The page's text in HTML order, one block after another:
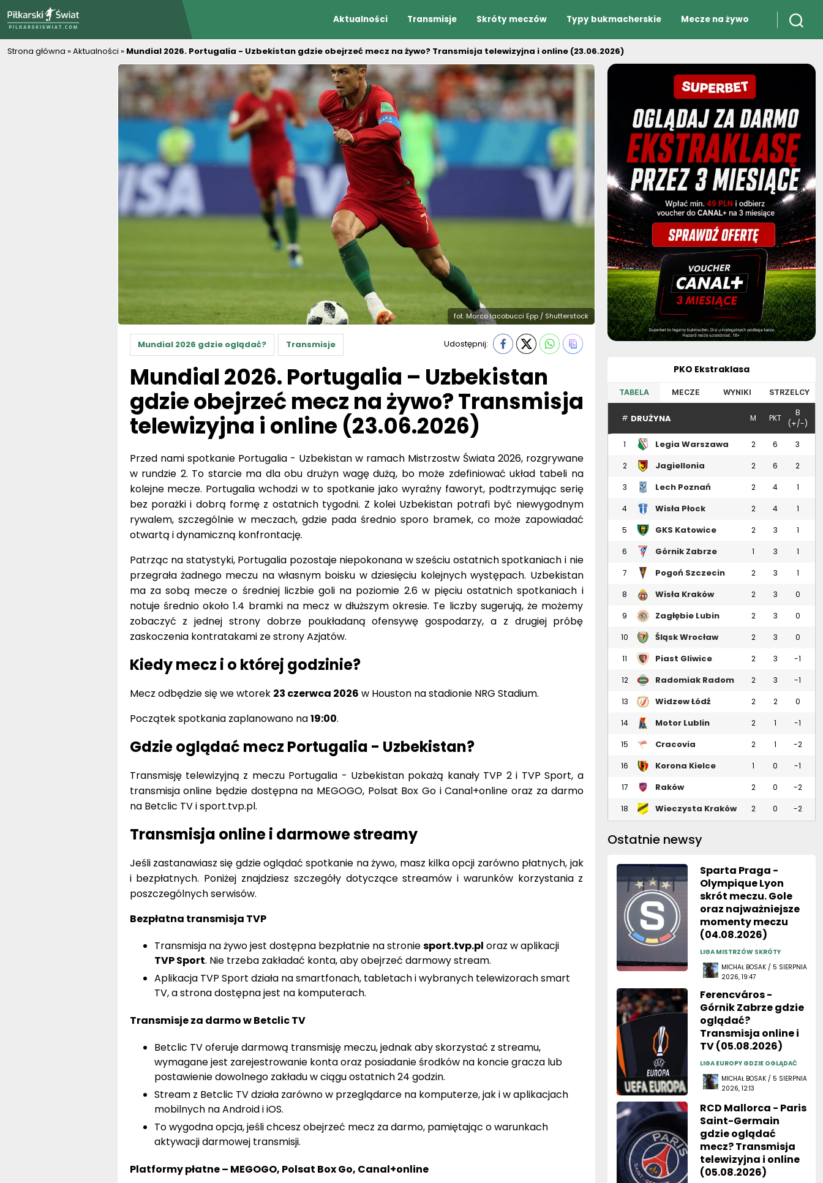
Aktualności Transmisje Skróty meczów Typy bukmacherskie Mecze na żywo
Strona główna »Aktualności » Mundial 2026. Portugalia - Uzbekistan gdzie obejrzeć mecz na żywo? Transmisja telewizyjna i online (23.06.2026)
fot. Marco Iacobucci Epp / Shutterstock
Mundial 2026 gdzie oglądać? Transmisje Udostępnij:
Mundial 2026. Portugalia – Uzbekistan
gdzie obejrzeć mecz na żywo? Transmisja
telewizyjna i online (23.06.2026)
Przed nami spotkanie Portugalia - Uzbekistan w ramach Mistrzostw Świata 2026, rozgrywane
w rundzie 2. To starcie ma dla obu drużyn wagę dużą, bo może zdefiniować układ tabeli na
kolejne mecze. Portugalia wchodzi w to spotkanie jako wyraźny faworyt, podtrzymując serię
bez porażki i dobrą formę z ostatnich tygodni. Z kolei Uzbekistan potrafi być niewygodnym
rywalem, szczególnie w meczach, gdzie pada średnio sporo bramek, co może zapowiadać
otwartą i dynamiczną konfrontację.
Patrząc na statystyki, Portugalia pozostaje niepokonana w sześciu ostatnich spotkaniach i nie
przegrała żadnego meczu na własnym boisku w dziesięciu kolejnych występach. Uzbekistan
ma za sobą mecze o średniej liczbie goli na poziomie 2.6 w pięciu ostatnich spotkaniach i
notuje średnio około 1.4 bramki na mecz w dłuższym okresie. Te liczby sugerują, że możemy
zobaczyć z jednej strony dobrze poukładaną ofensywę gospodarzy, a z drugiej próbę
zaskoczenia kontratakami ze strony Azjatów.
Kiedy mecz i o której godzinie?
Mecz odbędzie się we wtorek 23 czerwca 2026 w Houston na stadionie NRG Stadium.
Początek spotkania zaplanowano na19:00.
Gdzie oglądać mecz Portugalia - Uzbekistan?
Transmisję telewizyjną z meczu Portugalia - Uzbekistan pokażą kanały TVP 2 i TVP Sport, a
transmisja online będzie dostępna na MEGOGO, Polsat Box Go i Canal+online oraz za darmo
na Betclic TV i sport.tvp.pl.
Transmisja online i darmowe streamy
Jeśli zastanawiasz się gdzie oglądać spotkanie na żywo, masz kilka opcji zarówno płatnych, jak
i bezpłatnych. Poniżej znajdziesz szczegóły dotyczące streamów i warunków korzystania z
poszczególnych serwisów.
Bezpłatna transmisja TVP
Transmisja na żywo jest dostępna bezpłatnie na stroniesport.tvp.pl oraz w aplikacji
TVP Sport. Nie trzeba zakładać konta, aby obejrzeć darmowy stream.
Aplikacja TVP Sport działa na smartfonach, tabletach i wybranych telewizorach smart
TV, a strona dostępna jest na komputerach.
Transmisje za darmo w Betclic TV
Betclic TV oferuje darmową transmisję meczu, jednak aby skorzystać z streamu,
wymagane jest zarejestrowanie konta oraz posiadanie środków na koncie gracza lub
postawienie dowolnego zakładu w ciągu ostatnich 24 godzin.
Stream z Betclic TV działa zarówno w przeglądarce na komputerze, jak i w aplikacjach
mobilnych na Android i iOS.
To wygodna opcja, jeśli chcesz obejrzeć mecz za darmo, pamiętając o warunkach
aktywacji darmowej transmisji.
Platformy płatne – MEGOGO, Polsat Box Go, Canal+online
PKO Ekstraklasa
TABELA MECZE WYNIKI STRZELCY
# DRUŻYNA M PKT
B
(+/-)
1
Legia Warszawa 2 6 3
2
Jagiellonia
2 6 2
3 Lech Poznań 2 4 1
4 Wisła Płock 2 4 1
5 GKS Katowice 2 3 1
6 Górnik Zabrze 1 3 1
7 Pogoń Szczecin 2 3 1
8 Wisła Kraków 2 3 0
9 Zagłębie Lubin 2 3 0
10 Śląsk Wrocław 2 3 0
11 Piast Gliwice 2 3 -1
12 Radomiak Radom 2 3 -1
13 Widzew Łódź 2 2 0
14 Motor Lublin 2 1 -1
15 Cracovia 2 1 -2
16 Korona Kielce 1 0 -1
17
Raków
2 0 -2
18 Wieczysta Kraków 2 0 -2
Ostatnie newsy
Sparta Praga -
Olympique Lyon
skrót meczu. Gole
oraz najważniejsze
momenty meczu
(04.08.2026)
LIGA MISTRZÓW SKRÓTY
MICHAŁ BOSAK / 5 SIERPNIA
2026, 19:47
Ferencváros -
Górnik Zabrze gdzie
oglądać?
Transmisja online i
TV (05.08.2026)
LIGA EUROPY GDZIE OGLĄDAĆ
MICHAŁ BOSAK / 5 SIERPNIA
2026, 12:13
RCD Mallorca - Paris
Saint-Germain
gdzie oglądać
mecz? Transmisja
telewizyjna i online
(05.08.2026)